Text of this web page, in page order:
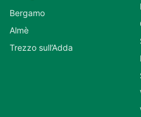
Bergamo
Almè
Trezzo sull’Adda